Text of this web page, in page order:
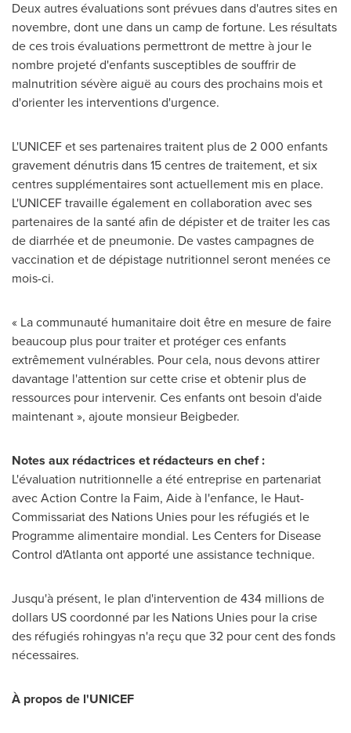
Deux autres évaluations sont prévues dans d'autres sites en
novembre, dont une dans un camp de fortune. Les résultats
de ces trois évaluations permettront de mettre à jour le
nombre projeté d'enfants susceptibles de souffrir de
malnutrition sévère aiguë au cours des prochains mois et
d'orienter les interventions d'urgence.
L'UNICEF et ses partenaires traitent plus de 2 000 enfants
gravement dénutris dans 15 centres de traitement, et six
centres supplémentaires sont actuellement mis en place.
L'UNICEF travaille également en collaboration avec ses
partenaires de la santé afin de dépister et de traiter les cas
de diarrhée et de pneumonie. De vastes campagnes de
vaccination et de dépistage nutritionnel seront menées ce
mois-ci.
« La communauté humanitaire doit être en mesure de faire
beaucoup plus pour traiter et protéger ces enfants
extrêmement vulnérables. Pour cela, nous devons attirer
davantage l'attention sur cette crise et obtenir plus de
ressources pour intervenir. Ces enfants ont besoin d'aide
maintenant », ajoute monsieur Beigbeder.
Notes aux rédactrices et rédacteurs en chef :
L'évaluation nutritionnelle a été entreprise en partenariat
avec Action Contre la Faim, Aide à l'enfance, le Haut-
Commissariat des Nations Unies pour les réfugiés et le
Programme alimentaire mondial. Les Centersfor Disease
Control d'Atlantaont apporté une assistance technique.
Jusqu'à présent, le plan d'intervention de 434 millions de
dollars US coordonné par les Nations Unies pour la crise
des réfugiés rohingyas n'a reçu que 32 pour cent des fonds
nécessaires.
À propos de l'UNICEF